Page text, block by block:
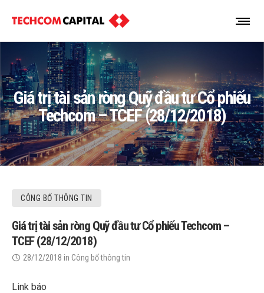
Giá trị tài sản ròng Quỹ đầu tư Cổ phiếu
Techcom – TCEF (28/12/2018)
CÔNG BỐ THÔNG TIN
Giá trị tài sản ròng Quỹ đầu tư Cổ phiếu Techcom –
TCEF (28/12/2018)
28/12/2018 in Công bố thông tin
Link báo